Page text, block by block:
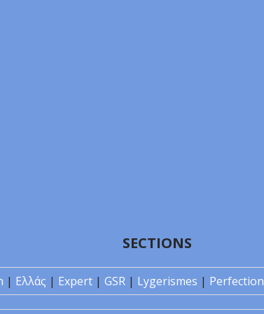
SECTIONS
| Ελλάς | Expert | GSR | Lygerismes | Perfection